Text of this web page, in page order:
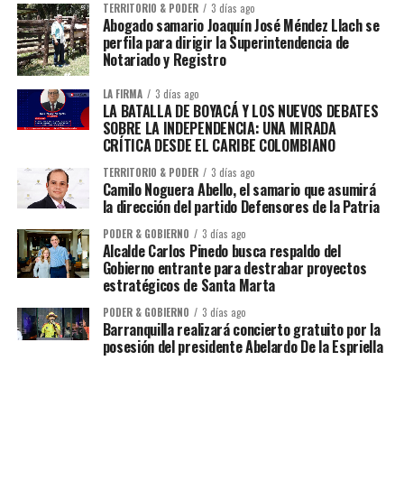
TERRITORIO & PODER 3 días ago
Abogado samario Joaquín José Méndez Llach se
perfila para dirigir la Superintendencia de
Notariado y Registro
LA FIRMA 3 días ago
LA BATALLA DE BOYACÁ Y LOS NUEVOS DEBATES
SOBRE LA INDEPENDENCIA: UNA MIRADA
CRÍTICA DESDE EL CARIBE COLOMBIANO
TERRITORIO & PODER 3 días ago
Camilo Noguera Abello, el samario que asumirá
la dirección del partido Defensores de la Patria
PODER & GOBIERNO 3 días ago
Alcalde Carlos Pinedo busca respaldo del
Gobierno entrante para destrabar proyectos
estratégicos de Santa Marta
PODER & GOBIERNO 3 días ago
Barranquilla realizará concierto gratuito por la
posesión del presidente Abelardo De la Espriella